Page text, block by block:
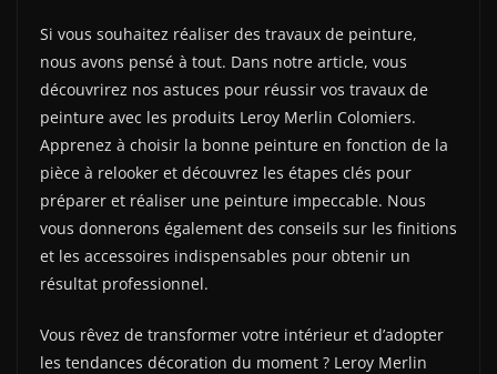
Si vous souhaitez réaliser des travaux de peinture,
nous avons pensé à tout. Dans notre article, vous
découvrirez nos astuces pour réussir vos travaux de
peinture avec les produits Leroy Merlin Colomiers.
Apprenez à choisir la bonne peinture en fonction de la
pièce à relooker et découvrez les étapes clés pour
préparer et réaliser une peinture impeccable. Nous
vous donnerons également des conseils sur les finitions
et les accessoires indispensables pour obtenir un
résultat professionnel.
Vous rêvez de transformer votre intérieur et d’adopter
les tendances décoration du moment ? Leroy Merlin